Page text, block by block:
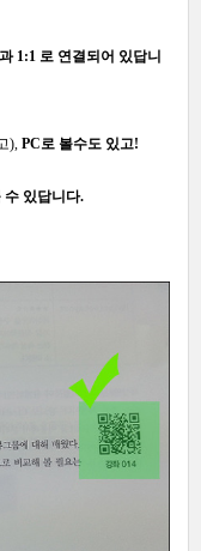
1:1 로 연결되어 있답니
), PC로 볼수도 있고!
수 있답니다.